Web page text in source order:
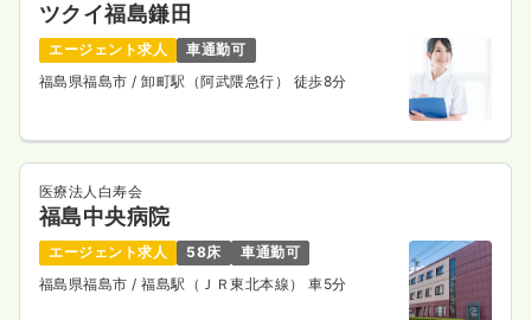
ツクイ福島鎌田
エージェント求人
車通勤可
福島県福島市 / 卸町駅（阿武隈急行） 徒歩8分
医療法人白寿会
福島中央病院
エージェント求人 58床
車通勤可
福島県福島市 / 福島駅（ＪＲ東北本線） 車5分